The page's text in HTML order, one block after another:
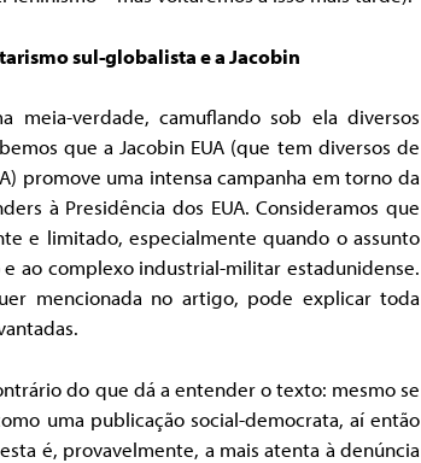
sul-globalista e a Jacobin
meia-verdade, camuflando sob ela diversos
que a Jacobin EUA (que tem diversos de
promove uma intensa campanha em torno da
à Presidência dos EUA. Consideramos que
e limitado, especialmente quando o assunto
ao complexo industrial-militar estadunidense.
mencionada no artigo, pode explicar toda
do que dá a entender o texto: mesmo se
uma publicação social-democrata, aí então
é, provavelmente, a mais atenta à denúncia